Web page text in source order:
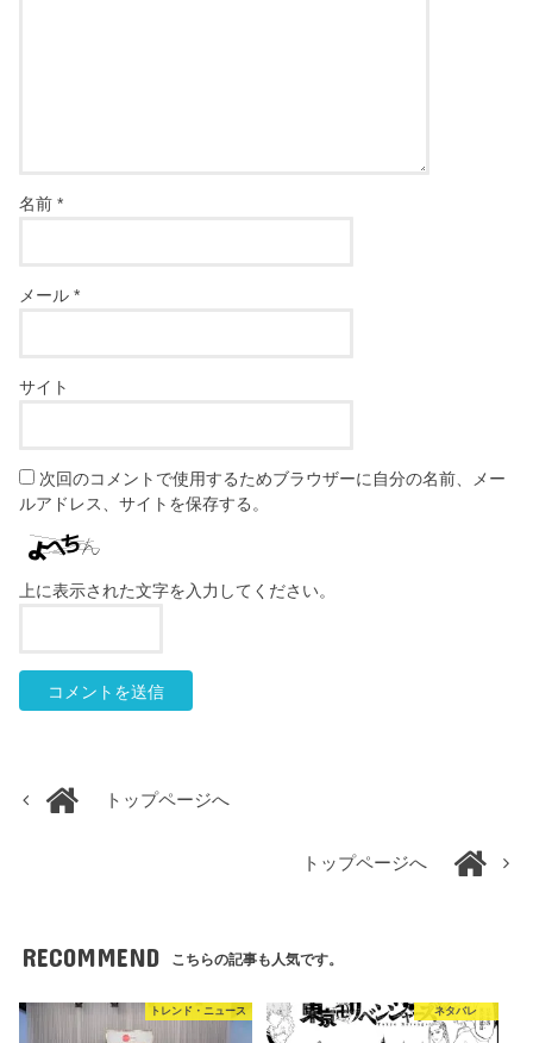
名前*
メール*
サイト
次回のコメントで使用するためブラウザーに自分の名前、メー
ルアドレス、サイトを保存する。
上に表示された文字を入力してください。
トップページへ
トップページへ
RECOMMEND こちらの記事も人気です。
トレンド・ニュース ネタバレ